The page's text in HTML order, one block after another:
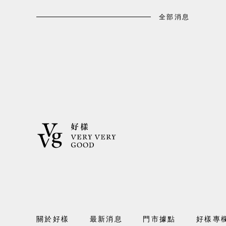
全部消息
關於好樣 最新消息 門市據點 好樣專